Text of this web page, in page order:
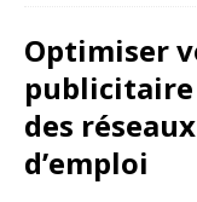
Optimiser
publicitaire
des
d’emploi